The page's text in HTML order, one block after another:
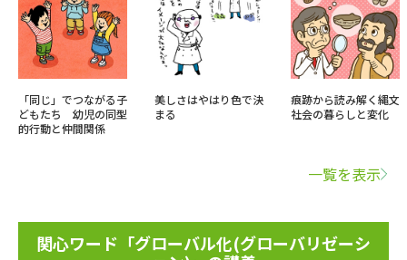
「同じ」でつながる子
どもたち 幼児の同型
的行動と仲間関係
美しさはやはり色で決
まる
痕跡から読み解く縄文
社会の暮らしと変化
一覧を表示
関心ワード「グローバル化(グローバリゼーシ